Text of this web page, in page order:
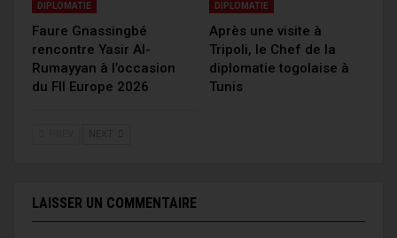
DIPLOMATIE
Faure Gnassingbé
rencontre Yasir Al-
Rumayyan à l’occasion
du FII Europe 2026
DIPLOMATIE
Après une visite à
Tripoli, le Chef de la
diplomatie togolaise à
Tunis
LAISSER UN COMMENTAIRE